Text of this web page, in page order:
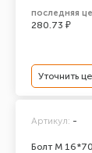
последняя
280.73 ₽
Уточнить
Болт М
Артикул: -